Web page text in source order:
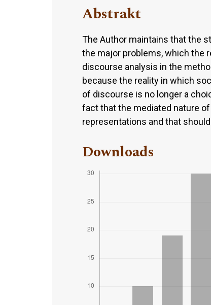
Abstrakt
The Author maintains that the
the major problems, which the
discourse analysis in the
because the reality in which
of discourse is no longer a
fact that the mediated nature
representations and that
Downloads